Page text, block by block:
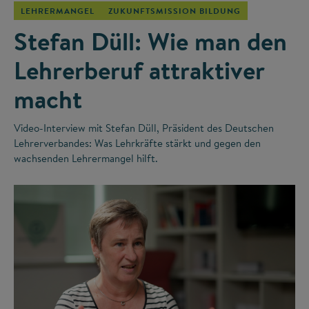
LEHRERMANGEL ZUKUNFTSMISSION BILDUNG
Stefan Düll: Wie man den
Lehrerberuf attraktiver
macht
Video-Interview mit Stefan Düll, Präsident des Deutschen
Lehrerverbandes: Was Lehrkräfte stärkt und gegen den
wachsenden Lehrermangel hilft.